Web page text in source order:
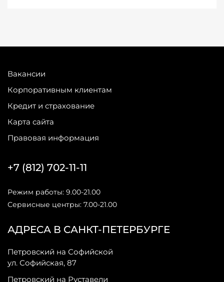
Вакансии
Корпоративным клиентам
Кредит и страхование
Карта сайта
Правовая информация
АДРЕСА В САНКТ-ПЕТЕРБУРГЕ
Петровский на Софийской
ул. Софийская, 87
Петровский на Руставели
+7 (812) 702-11-11
Режим работы: 9.00-21.00
Сервисные центры: 7.00-21.00